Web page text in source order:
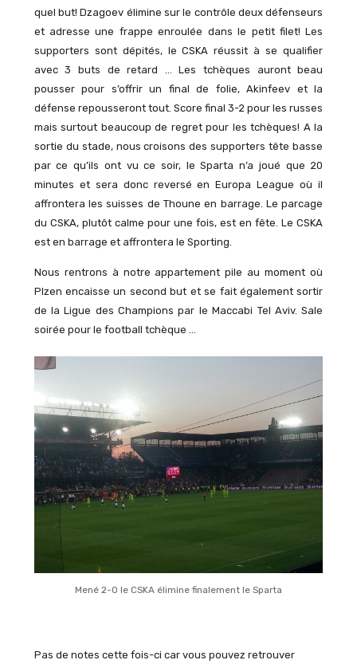
quel but! Dzagoev élimine sur le contrôle deux défenseurs
et adresse une frappe enroulée dans le petit filet! Les
supporters sont dépités, le CSKA réussit à se qualifier
avec 3 buts de retard … Les tchèques auront beau
pousser pour s’offrir un final de folie, Akinfeev et la
défense repousseront tout. Score final 3-2 pour les russes
mais surtout beaucoup de regret pour les tchèques! A la
sortie du stade, nous croisons des supporters tête basse
par ce qu’ils ont vu ce soir, le Sparta n’a joué que 20
minutes et sera donc reversé en Europa League où il
affrontera les suisses de Thoune en barrage. Le parcage
du CSKA, plutôt calme pour une fois, est en fête. Le CSKA
est en barrage et affrontera le Sporting.
Nous rentrons à notre appartement pile au moment où
Plzen encaisse un second but et se fait également sortir
de la Ligue des Champions par le Maccabi Tel Aviv. Sale
soirée pour le football tchèque …
Mené 2-0 le CSKA élimine finalement le Sparta
Pas de notes cette fois-ci car vous pouvez retrouver